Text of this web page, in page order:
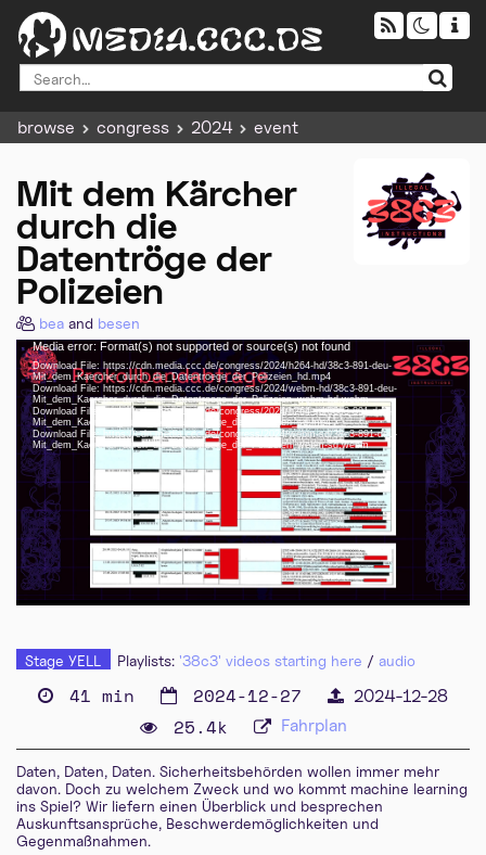
browse congress 2024 event
Mit dem Kärcher
durch die
Datentröge der
Polizeien
bea and besen
Video
Player
Media error: Format(s) not supported or source(s) not found
Download File: https://cdn.media.ccc.de/congress/2024/h264-hd/38c3-891-deu-
Mit_dem_Kaercher_durch_die_Datentroege_der_Polizeien_hd.mp4
Download File: https://cdn.media.ccc.de/congress/2024/webm-hd/38c3-891-deu-
Mit_dem_Kaercher_durch_die_Datentroege_der_Polizeien_webm-hd.webm
Download File: https://cdn.media.ccc.de/congress/2024/h264-sd/38c3-891-deu-
Mit_dem_Kaercher_durch_die_Datentroege_der_Polizeien_sd.mp4
Download File: https://cdn.media.ccc.de/congress/2024/webm-sd/38c3-891-deu-
Mit_dem_Kaercher_durch_die_Datentroege_der_Polizeien_webm-sd.webm
deu 1080p (mp4)
deu 1080p (webm)
deu 576p (mp4)
deu 576p (webm)
Stage YELL Playlists: '38c3' videos starting here / audio
41 min 2024-12-27 2024-12-28
25.4k Fahrplan
Daten, Daten, Daten. Sicherheitsbehörden wollen immer mehr
davon. Doch zu welchem Zweck und wo kommt machine learning
ins Spiel? Wir liefern einen Überblick und besprechen
Auskunftsansprüche, Beschwerdemöglichkeiten und
Gegenmaßnahmen.